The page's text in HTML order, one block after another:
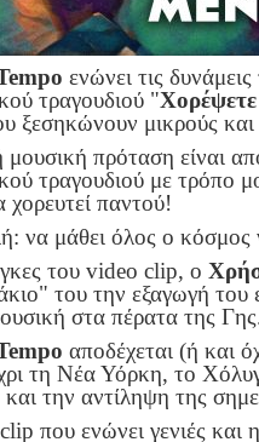
ενώνει τις
τραγουδιού "
ξεσηκώνουν μικρούς
πρόταση είναι
τραγουδιού με τρόπο
χορευτεί παντού!
να μάθει όλος ο κόσμος
του video clip, ο
του την εξαγωγή του
στα πέρατα της
αποδέχεται (ή και
τη Νέα Υόρκη, το
την αντίληψη της
που ενώνει γενιές και